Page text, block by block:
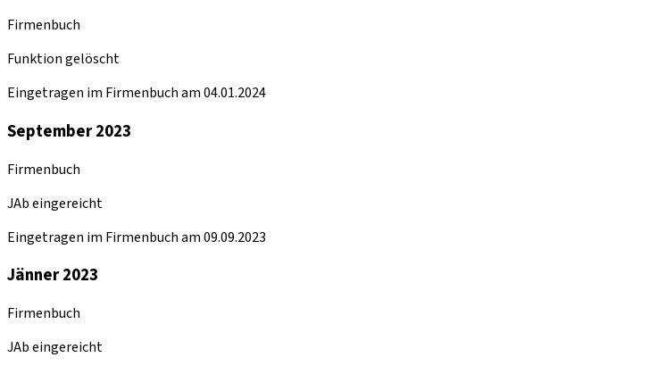
Firmenbuch
Funktion gelöscht
Eingetragen im Firmenbuch am 04.01.2024
September 2023
Firmenbuch
JAb eingereicht
Eingetragen im Firmenbuch am 09.09.2023
Jänner 2023
Firmenbuch
JAb eingereicht